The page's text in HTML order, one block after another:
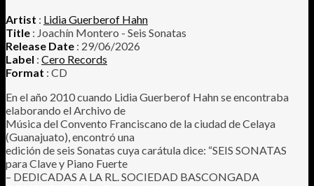
Artist : Lidia Guerberof Hahn
Title : Joachín Montero - Seis Sonatas
Release Date : 29/06/2026
Label : Cero Records
Format : CD
En el año 2010 cuando Lidia Guerberof Hahn se encontraba
elaborando el Archivo de
Música del Convento Franciscano de la ciudad de Celaya
(Guanajuato), encontró una
edición de seis Sonatas cuya carátula dice: “SEIS SONATAS
para Clave y Piano Fuerte
– DEDICADAS A LA RL. SOCIEDAD BASCONGADA